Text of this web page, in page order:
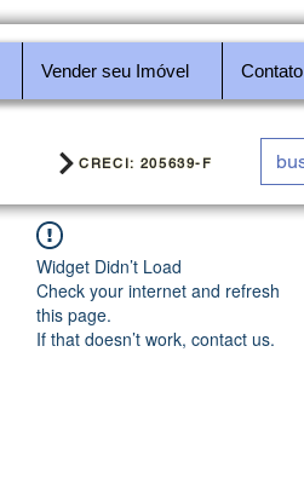
Vender seu Imóvel Contato
CRECI: 205639-F
Widget Didn’t Load
Check your internet and refresh
this page.
If that doesn’t work, contact us.